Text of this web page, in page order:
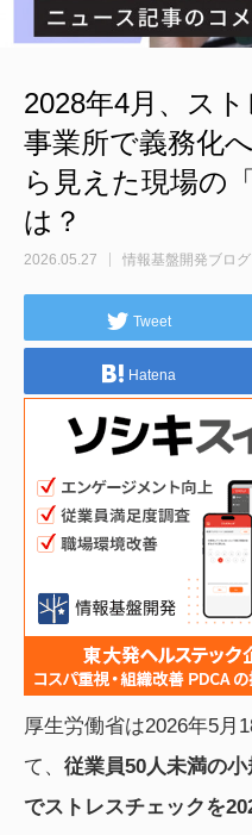
2028年4月、ス
事業所で義務化
ら見えた現場の
は？
2026.05.27 情報基盤開発ブログ
Tweet
Hatena
厚生労働省は2026年5月
て、 従業員50人未満の
でストレスチェックを